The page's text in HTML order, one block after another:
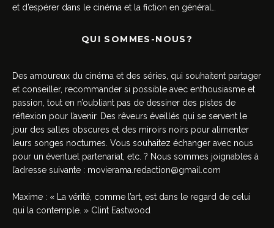
et d’espérer dans le cinéma et la fiction en général…
QUI SOMMES-NOUS?
Des amoureux du cinéma et des séries, qui souhaitent partager
et conseiller, recommander si possible avec enthousiasme et
passion, tout en n’oubliant pas de dessiner des pistes de
réflexion pour l’avenir. Des rêveurs éveillés qui se servent le
jour des salles obscures et des miroirs noirs pour alimenter
leurs songes nocturnes. Vous souhaitez échanger avec nous
pour un éventuel partenariat, etc. ? Nous sommes joignables à
l’adresse suivante : movierama.redaction@gmail.com
Maxime : « La vérité, comme l’art, est dans le regard de celui
qui la contemple. » Clint Eastwood